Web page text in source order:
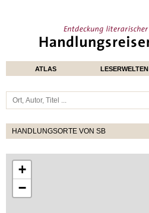
ATLAS LESERWELTEN
HANDLUNGSORTE VON SB
+
−